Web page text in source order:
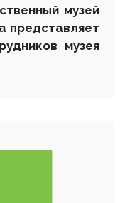
музей
представляет
музея